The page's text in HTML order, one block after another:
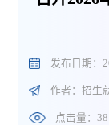
发布日期：
作者：招生
点击量：